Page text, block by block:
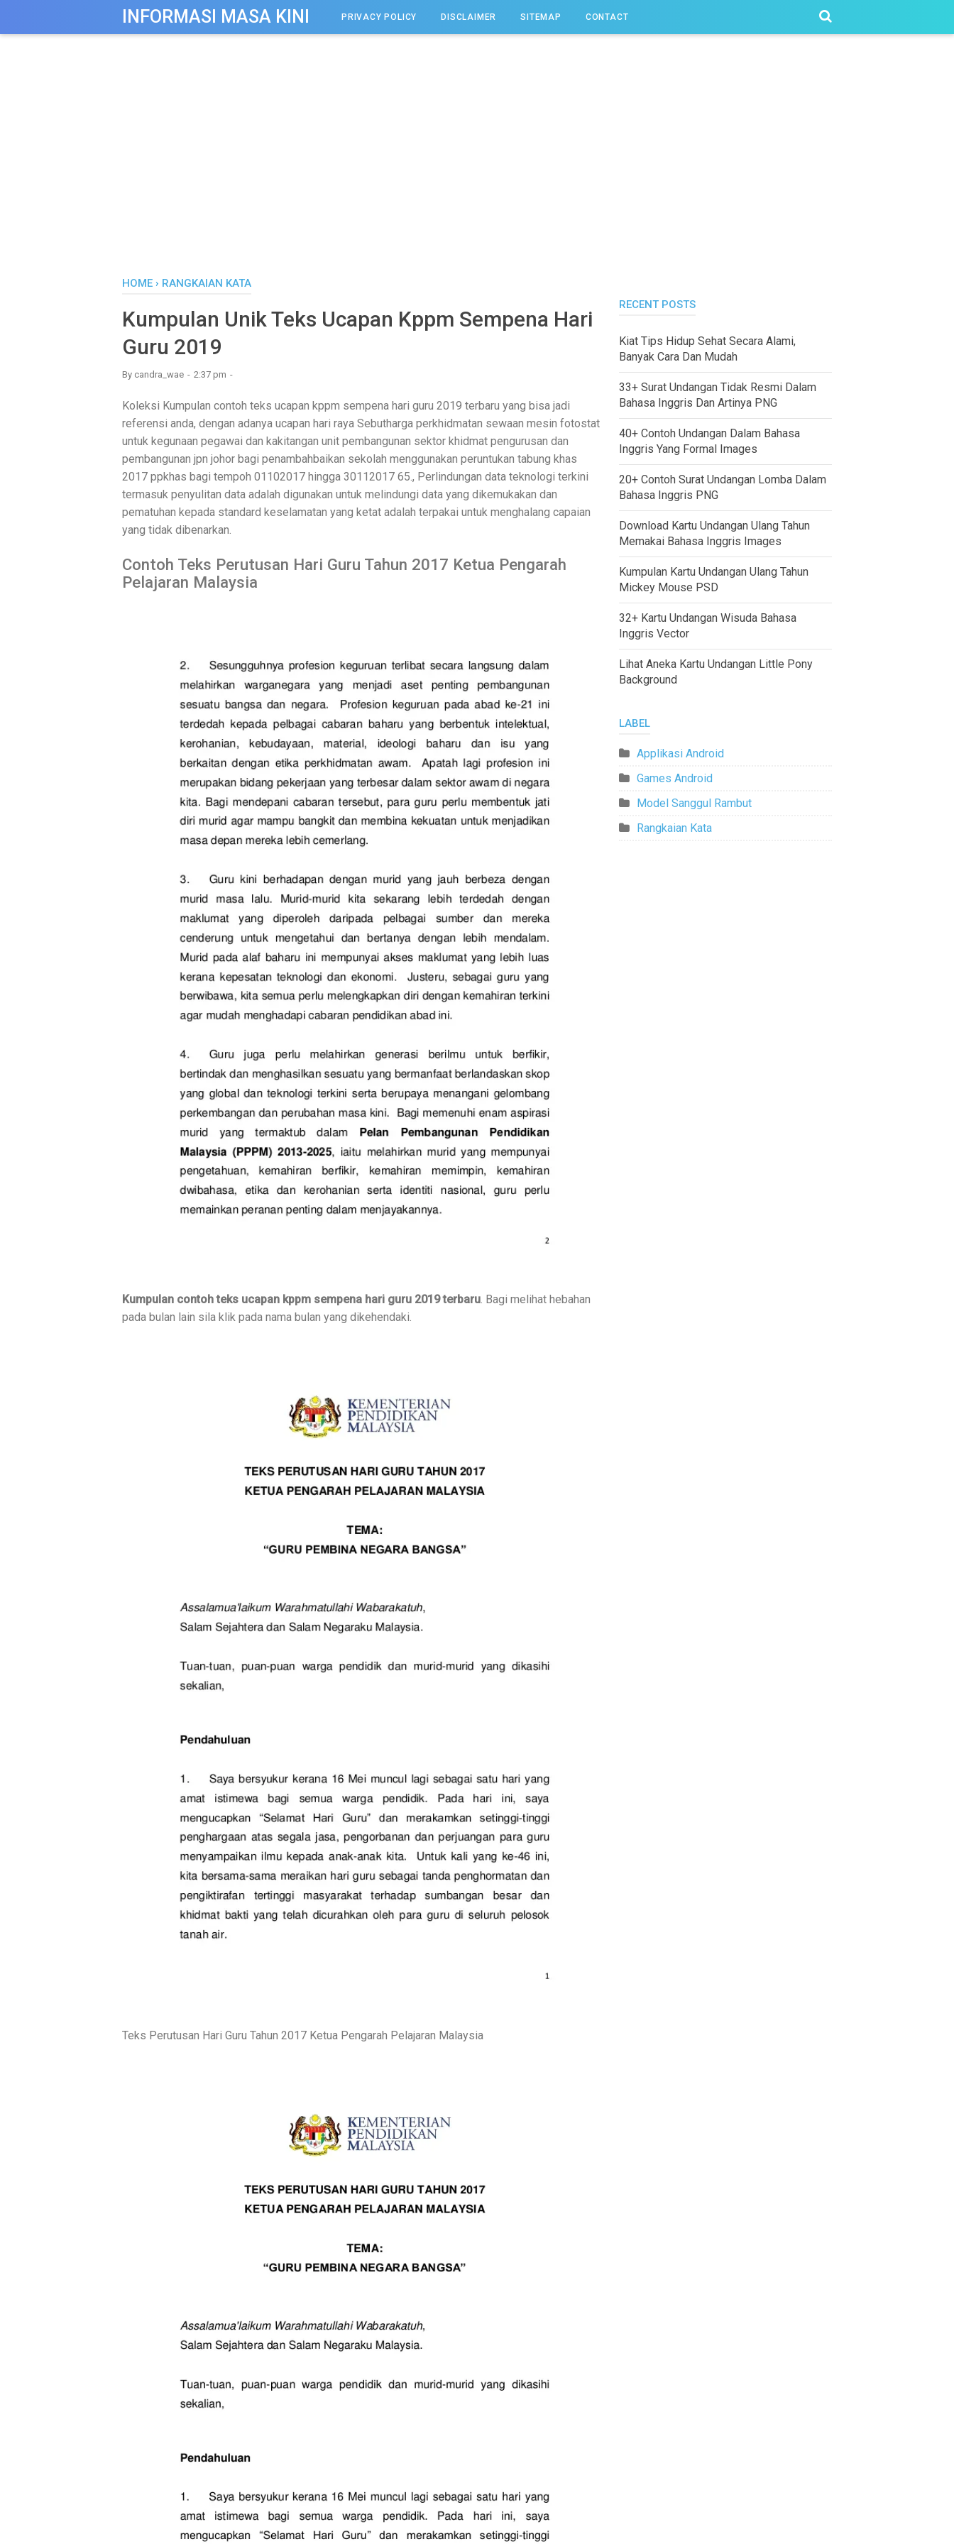
INFORMASI MASA KINI PRIVACY POLICY DISCLAIMER SITEMAP CONTACT
HOME › RANGKAIAN KATA
Kumpulan Unik Teks Ucapan Kppm Sempena Hari
Guru 2019
By candra_wae 2:37 pm
Koleksi Kumpulan contoh teks ucapan kppm sempena hari guru 2019 terbaru yang bisa jadi
referensi anda, dengan adanya ucapan hari raya Sebutharga perkhidmatan sewaan mesin fotostat
untuk kegunaan pegawai dan kakitangan unit pembangunan sektor khidmat pengurusan dan
pembangunan jpn johor bagi penambahbaikan sekolah menggunakan peruntukan tabung khas
2017 ppkhas bagi tempoh 01102017 hingga 30112017 65., Perlindungan data teknologi terkini
termasuk penyulitan data adalah digunakan untuk melindungi data yang dikemukakan dan
pematuhan kepada standard keselamatan yang ketat adalah terpakai untuk menghalang capaian
yang tidak dibenarkan.
Contoh Teks Perutusan Hari Guru Tahun 2017 Ketua Pengarah
Pelajaran Malaysia
Kumpulan contoh teks ucapan kppm sempena hari guru 2019 terbaru. Bagi melihat hebahan
pada bulan lain sila klik pada nama bulan yang dikehendaki.
Teks Perutusan Hari Guru Tahun 2017 Ketua Pengarah Pelajaran Malaysia
RECENT POSTS
Kiat Tips Hidup Sehat Secara Alami,
Banyak Cara Dan Mudah
33+ Surat Undangan Tidak Resmi Dalam
Bahasa Inggris Dan Artinya PNG
40+ Contoh Undangan Dalam Bahasa
Inggris Yang Formal Images
20+ Contoh Surat Undangan Lomba Dalam
Bahasa Inggris PNG
Download Kartu Undangan Ulang Tahun
Memakai Bahasa Inggris Images
Kumpulan Kartu Undangan Ulang Tahun
Mickey Mouse PSD
32+ Kartu Undangan Wisuda Bahasa
Inggris Vector
Lihat Aneka Kartu Undangan Little Pony
Background
LABEL
Applikasi Android
Games Android
Model Sanggul Rambut
Rangkaian Kata